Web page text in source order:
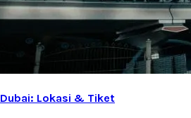
Lokasi & Tiket